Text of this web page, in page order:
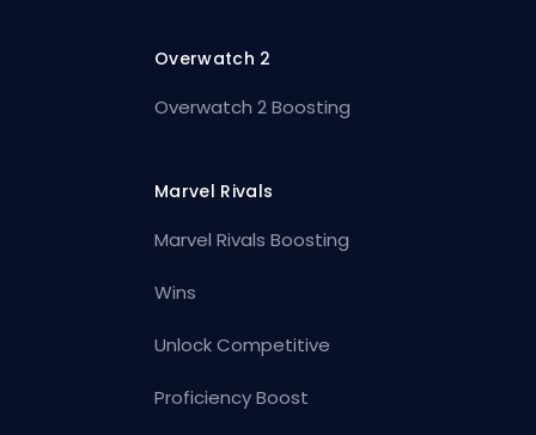
Overwatch 2
Overwatch 2 Boosting
Marvel Rivals
Marvel Rivals Boosting
Wins
Unlock Competitive
Proficiency Boost